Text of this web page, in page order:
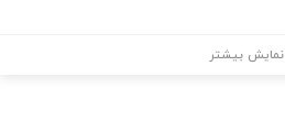
نمایش بیشتر